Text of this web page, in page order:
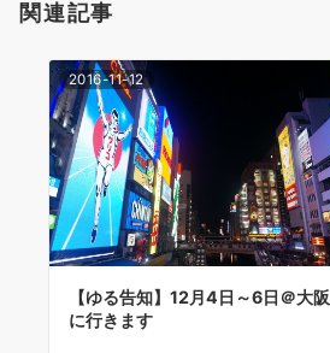
ン
関連記事
2016-11-12
【ゆる告知】12月4日～6日＠大阪
に行きます